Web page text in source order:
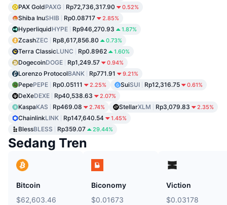
PAX GoldPAXG Rp72,736,317.90 0.52%
Shiba InuSHIB Rp0.08717 2.85%
HyperliquidHYPE Rp946,270.93 1.87%
ZcashZEC Rp8,617,856.80 0.73%
Terra ClassicLUNC Rp0.8962 1.60%
DogecoinDOGE Rp1,249.57 0.94%
Lorenzo ProtocolBANK Rp771.91 9.21%
PepePEPE Rp0.05111 2.25% SuiSUI Rp12,316.75 0.61%
DeXeDEXE Rp40,538.63 2.07%
KaspaKAS Rp469.08 2.74% StellarXLM Rp3,079.83 2.35%
ChainlinkLINK Rp147,640.54 1.45%
BlessBLESS Rp359.07 29.44%
Sedang Tren
Bitcoin
$62,603.46
Biconomy
$0.01673
Viction
$0.03178